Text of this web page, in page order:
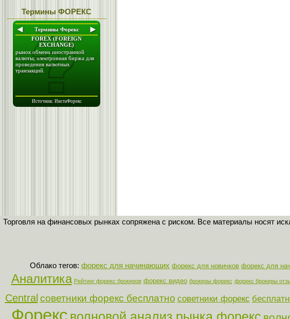
Термины ФОРЕКС
Торговля на финансовых рынках сопряжена с риском. Все материалы носят
Облако тегов: форекс для начинающих форекс для новичков форекс для
Аналитика Рейтинг форекс брокеров форекс видео брокеры форекс форекс брокеры
Central советники форекс бесплатно советники форекс
Форекс